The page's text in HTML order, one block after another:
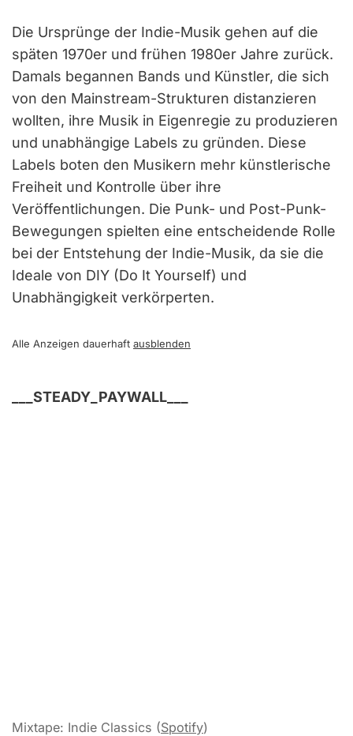
Die Ursprünge der Indie-Musik gehen auf die
späten 1970er und frühen 1980er Jahre zurück.
Damals begannen Bands und Künstler, die sich
von den Mainstream-Strukturen distanzieren
wollten, ihre Musik in Eigenregie zu produzieren
und unabhängige Labels zu gründen. Diese
Labels boten den Musikern mehr künstlerische
Freiheit und Kontrolle über ihre
Veröffentlichungen. Die Punk- und Post-Punk-
Bewegungen spielten eine entscheidende Rolle
bei der Entstehung der Indie-Musik, da sie die
Ideale von DIY (Do It Yourself) und
Unabhängigkeit verkörperten.
Alle Anzeigen dauerhaft ausblenden
___STEADY_PAYWALL___
Mixtape: Indie Classics (Spotify)